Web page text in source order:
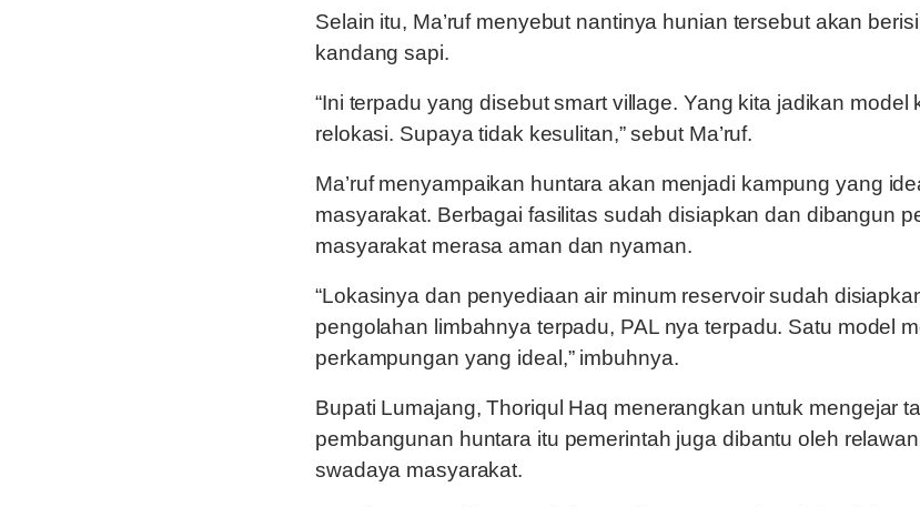
Selain itu, Ma’ruf menyebut nantinya hunian tersebut akan
kandang sapi.
“Ini terpadu yang disebut smart village. Yang kita jadikan model
relokasi. Supaya tidak kesulitan,” sebut Ma’ruf.
Ma’ruf menyampaikan huntara akan menjadi kampung yang
masyarakat. Berbagai fasilitas sudah disiapkan dan dibangun
masyarakat merasa aman dan nyaman.
“Lokasinya dan penyediaan air minum reservoir sudah
pengolahan limbahnya terpadu, PAL nya terpadu. Satu model
perkampungan yang ideal,” imbuhnya.
Bupati Lumajang, Thoriqul Haq menerangkan untuk mengejar
pembangunan huntara itu pemerintah juga dibantu oleh
swadaya masyarakat.